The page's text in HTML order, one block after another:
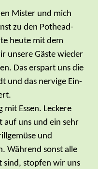
Mister und mich
zu den Pothead-
heute mit dem
unsere Gäste wieder
Das erspart uns die
und das nervige Ein-
mit Essen. Leckere
uns und ein sehr
und
Während sonst alle
sind, stopfen wir uns